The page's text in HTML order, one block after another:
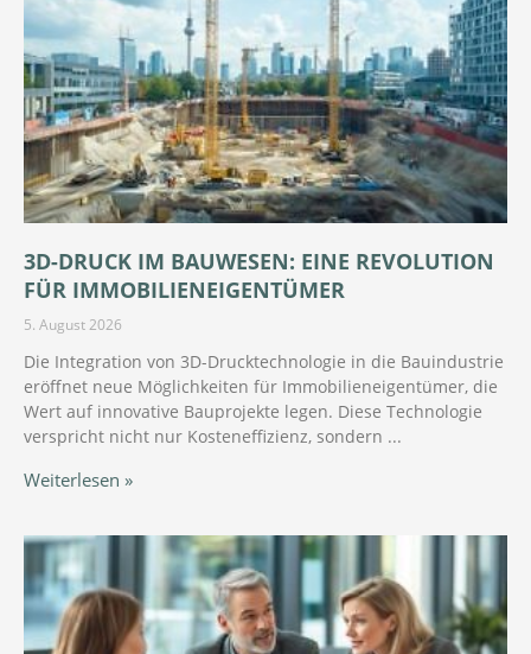
3D-DRUCK IM BAUWESEN: EINE REVOLUTION
FÜR IMMOBILIENEIGENTÜMER
5. August 2026
Die Integration von 3D-Drucktechnologie in die Bauindustrie
eröffnet neue Möglichkeiten für Immobilieneigentümer, die
Wert auf innovative Bauprojekte legen. Diese Technologie
verspricht nicht nur Kosteneffizienz, sondern
Weiterlesen »